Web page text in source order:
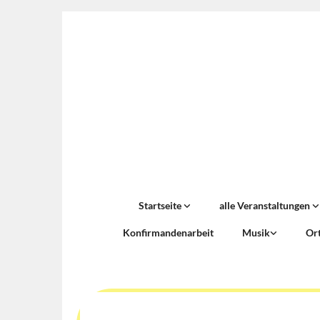
Startseite alle Veranstaltungen
Konfirmandenarbeit Musik